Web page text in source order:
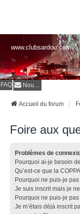
www.clubsardou.com
FAQ Nous contacter
Accueil du forum
Foire aux
Problèmes de
Pourquoi ai-je besoin
Qu’est-ce que la
Pourquoi ne puis-je pas
Je suis inscrit mais je
Pourquoi ne puis-je
Je m’étais déjà inscrit